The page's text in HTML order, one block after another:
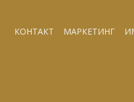
КОНТАКТ МАРКЕТИНГ